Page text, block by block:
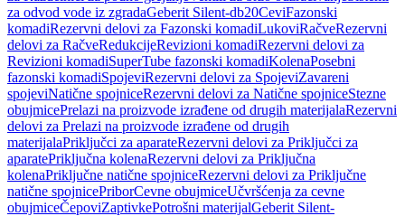
za odvod vode iz zgradaGeberit Silent-db20CeviFazonski
komadiRezervni delovi za Fazonski komadiLukoviRačveRezervni
delovi za RačveRedukcijeRevizioni komadiRezervni delovi za
Revizioni komadiSuperTube fazonski komadiKolenaPosebni
fazonski komadiSpojeviRezervni delovi za SpojeviZavareni
spojeviNatične spojniceRezervni delovi za Natične spojniceStezne
obujmicePrelazi na proizvode izrađene od drugih materijalaRezervni
delovi za Prelazi na proizvode izrađene od drugih
materijalaPriključci za aparateRezervni delovi za Priključci za
aparatePriključna kolenaRezervni delovi za Priključna
kolenaPriključne natične spojniceRezervni delovi za Priključne
natične spojnicePriborCevne obujmiceUčvršćenja za cevne
obujmiceČepoviZaptivkePotrošni materijalGeberit Silent-